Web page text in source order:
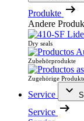
Produkte
Andere
Dry seals
Zubehörprodukte
Zugehörige
Service
Service